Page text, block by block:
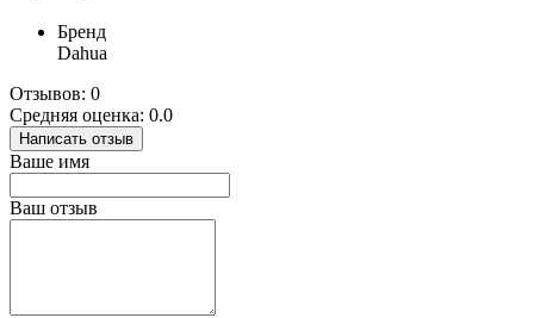
Бренд
Dahua
Отзывов: 0
Средняя оценка: 0.0
Написать отзыв
Ваше имя
Ваш отзыв